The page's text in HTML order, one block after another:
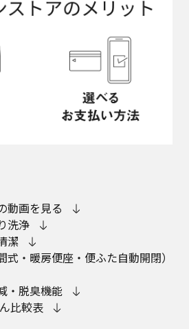
動画を見る
洗浄
潔
・暖房便座・便ふた自動開閉）
・脱臭機能
比較表